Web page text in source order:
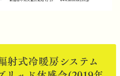
射式冷暖房システム